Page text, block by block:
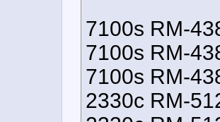
7100s RM-
7100s RM-
7100s RM-
2330c RM-